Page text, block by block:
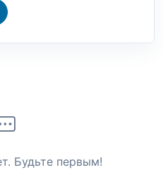
Будьте первым!